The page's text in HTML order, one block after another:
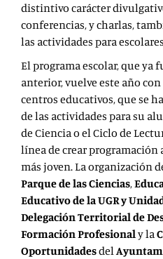
distintivo carácter
conferencias, y charlas,
las actividades para
El programa escolar, que ya
anterior, vuelve este año
centros educativos, que se
de las actividades para su
de Ciencia o el Ciclo de
línea de crear programación
más joven. La organización
Parque de las Ciencias,
Educativo de la UGR y
Delegación Territorial de
Formación Profesionaly la
Oportunidadesdel